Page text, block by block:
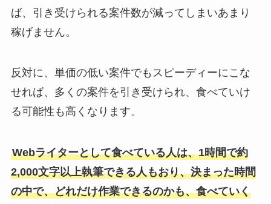
ば、引き受けられる案件数が減ってしまいあまり
稼げません。
反対に、単価の低い案件でもスピーディーにこな
せれば、多くの案件を引き受けられ、食べていけ
る可能性も高くなります。
Webライターとして食べている人は、1時間で約
2,000文字以上執筆できる人もおり、決まった時間
の中で、どれだけ作業できるのかも、食べていく